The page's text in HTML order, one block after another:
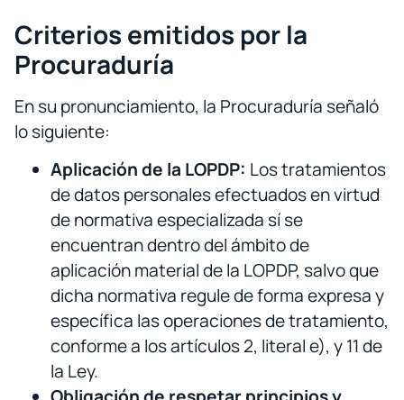
Criterios emitidos por la
Procuraduría
En su pronunciamiento, la Procuraduría señaló
lo siguiente:
Aplicación de la LOPDP: Los tratamientos
de datos personales efectuados en virtud
de normativa especializada sí se
encuentran dentro del ámbito de
aplicación material de la LOPDP, salvo que
dicha normativa regule de forma expresa y
específica las operaciones de tratamiento,
conforme a los artículos 2, literal e), y 11 de
la Ley.